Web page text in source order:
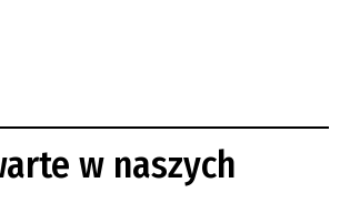
w naszych